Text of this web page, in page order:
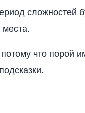
сложностей
места.
что порой